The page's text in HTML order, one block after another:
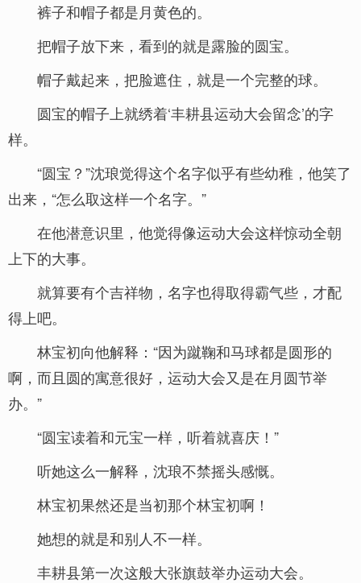
裤子和帽子都是月黄色的。
把帽子放下来，看到的就是露脸的圆宝。
帽子戴起来，把脸遮住，就是一个完整的球。
圆宝的帽子上就绣着‘丰耕县运动大会留念’的字
样。
“圆宝？”沈琅觉得这个名字似乎有些幼稚，他笑了
出来，“怎么取这样一个名字。”
在他潜意识里，他觉得像运动大会这样惊动全朝
上下的大事。
就算要有个吉祥物，名字也得取得霸气些，才配
得上吧。
林宝初向他解释：“因为蹴鞠和马球都是圆形的
啊，而且圆的寓意很好，运动大会又是在月圆节举
办。”
“圆宝读着和元宝一样，听着就喜庆！”
听她这么一解释，沈琅不禁摇头感慨。
林宝初果然还是当初那个林宝初啊！
她想的就是和别人不一样。
丰耕县第一次这般大张旗鼓举办运动大会。